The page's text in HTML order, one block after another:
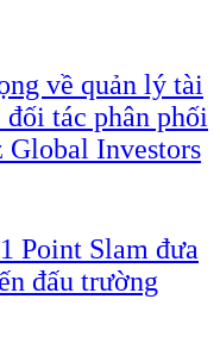
về quản lý tài
đối tác phân phối
Investors
Point Slam đưa
đấu trường